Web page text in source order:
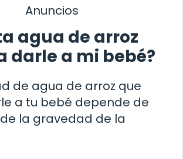
Anuncios
agua de arroz
darle a mi bebé?
de agua de arroz que
a tu bebé depende de
la gravedad de la